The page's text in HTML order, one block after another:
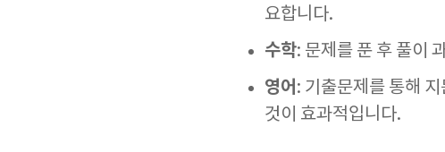
요합니다.
수학: 문제를 푼 후 풀이
영어 : 기출문제를 통해
것이 효과적입니다.